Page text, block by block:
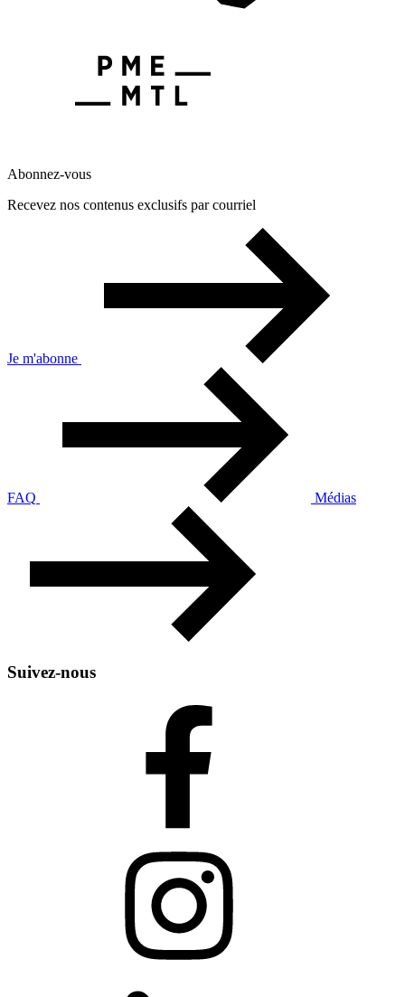
Abonnez-vous
Recevez nos contenus exclusifs par courriel
Je m'abonne
FAQ Médias
Suivez-nous